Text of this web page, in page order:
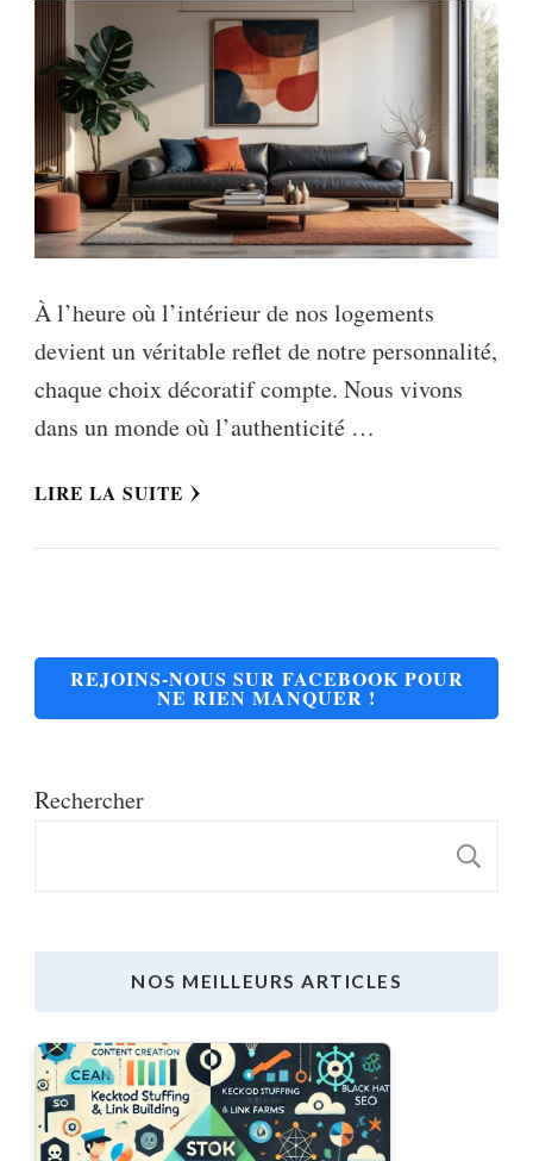
À l’heure où l’intérieur de nos logements
devient un véritable reflet de notre personnalité,
chaque choix décoratif compte. Nous vivons
dans un monde où l’authenticité …
LIRE LA SUITE
REJOINS-NOUS SUR FACEBOOK POUR
NE RIEN MANQUER !
Rechercher
NOS MEILLEURS ARTICLES